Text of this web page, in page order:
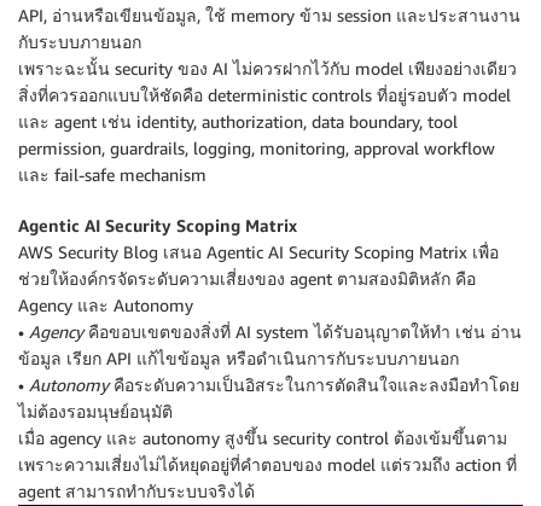
API, อ่านหรือเขียนข้อมูล, ใช้ memory ข้าม session และประสานงาน
กับระบบภายนอก
เพราะฉะนั้น security ของ AI ไม่ควรฝากไว้กับ model เพียงอย่างเดียว
สิ่งที่ควรออกแบบให้ชัดคือ deterministic controls ที่อยู่รอบตัว model
และ agent เช่น identity, authorization, data boundary, tool
permission, guardrails, logging, monitoring, approval workflow
และ fail-safe mechanism
Agentic AI Security Scoping Matrix
AWS Security Blog เสนอ Agentic AI Security Scoping Matrix เพื่อ
ช่วยให้องค์กรจัดระดับความเสี่ยงของ agent ตามสองมิติหลัก คือ
Agency และ Autonomy
• Agencyคือขอบเขตของสิ่งที่ AI system ได้รับอนุญาตให้ทำ เช่น อ่าน
ข้อมูล เรียก API แก้ไขข้อมูล หรือดำเนินการกับระบบภายนอก
• Autonomyคือระดับความเป็นอิสระในการตัดสินใจและลงมือทำโดย
ไม่ต้องรอมนุษย์อนุมัติ
เมื่อ agency และ autonomy สูงขึ้น security control ต้องเข้มขึ้นตาม
เพราะความเสี่ยงไม่ได้หยุดอยู่ที่คำตอบของ model แต่รวมถึง action ที่
agent สามารถทำกับระบบจริงได้